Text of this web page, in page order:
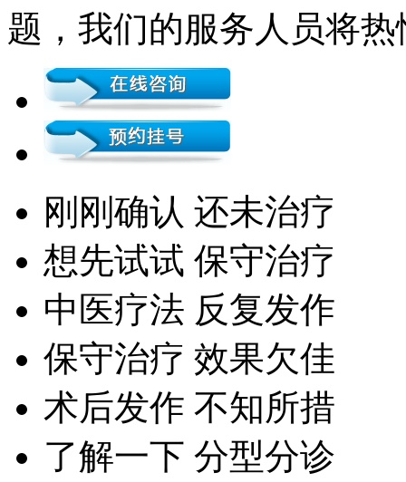
题，我们的服务人员将
刚刚确认 还未治疗
想先试试 保守治疗
中医疗法 反复发作
保守治疗 效果欠佳
术后发作 不知所措
了解一下 分型分诊